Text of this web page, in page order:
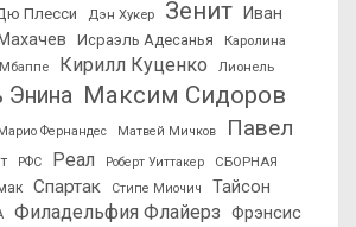
Плесси Дэн Хукер Зенит
Иван
Исраэль Адесанья
Каролина
Кирилл Куценко
Лионель
Максим Сидоров
Марио Фернандес Матвей Мичков
Павел
РФС Реал Роберт Уиттакер
СБОРНАЯ
Спартак Стипе Миочич
Тайсон
Филадельфия Флайерз Фрэнсис